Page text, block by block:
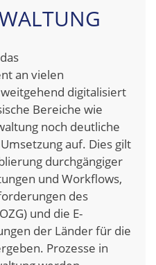
an vielen
digitalisiert
Bereiche wie
noch deutliche
auf. Dies gilt
durchgängiger
und Workflows,
des
und die E-
der Länder für die
Prozesse in